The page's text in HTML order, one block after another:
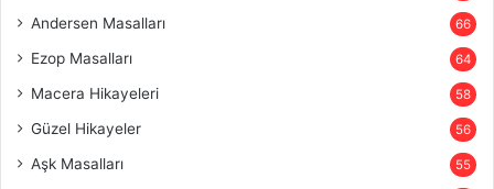
Andersen Masalları 66
Ezop Masalları 64
Macera Hikayeleri 58
Güzel Hikayeler 56
Aşk Masalları 55